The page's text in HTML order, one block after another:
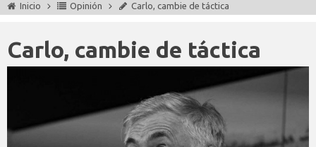
Inicio Opinión Carlo, cambie de táctica
Carlo, cambie de táctica